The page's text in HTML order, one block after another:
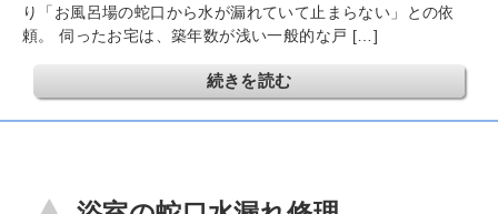
り「お風呂場の蛇口から水が漏れていて止まらない」との依
頼。 伺ったお宅は、築年数が浅い一般的な戸 […]
続きを読む